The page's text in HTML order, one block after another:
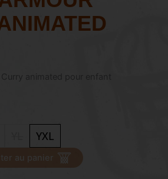
YXL
au panier